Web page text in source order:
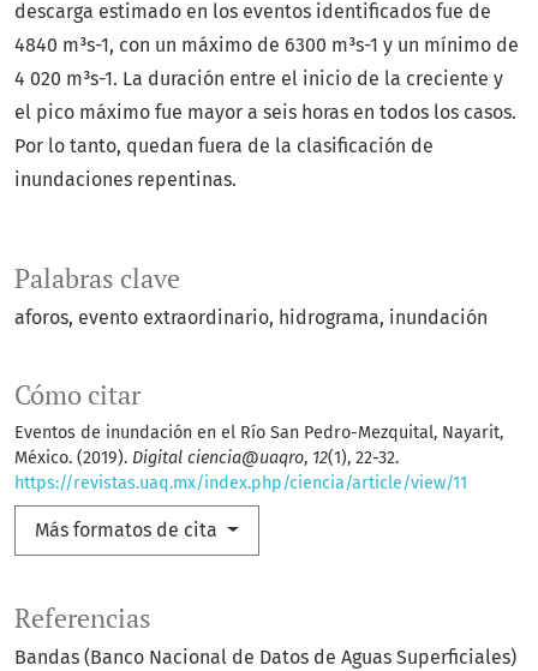
Palabras clave
aforos evento extraordinario hidrograma inundación
Cómo citar
Eventos de inundación en el Río San Pedro-Mezquital, Nayarit,
México. (2019). Digital ciencia@uaqro, 12(1), 22-32.
https://revistas.uaq.mx/index.php/ciencia/article/view/11
Más formatos de cita
descarga estimado en los eventos identificados fue de
4840 m³s-1, con un máximo de 6300 m³s-1 y un mínimo de
4 020 m³s-1. La duración entre el inicio de la creciente y
el pico máximo fue mayor a seis horas en todos los casos.
Por lo tanto, quedan fuera de la clasificación de
inundaciones repentinas.
Referencias
Bandas (Banco Nacional de Datos de Aguas Superficiales)